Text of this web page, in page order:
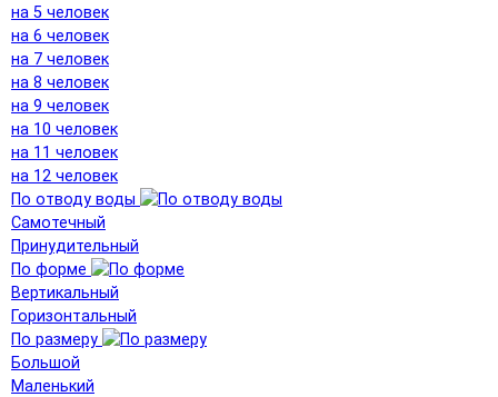
на 5 человек
на 6 человек
на 7 человек
на 8 человек
на 9 человек
на 10 человек
на 11 человек
на 12 человек
По отводу воды
Самотечный
Принудительный
По форме
Вертикальный
Горизонтальный
По размеру
Большой
Маленький